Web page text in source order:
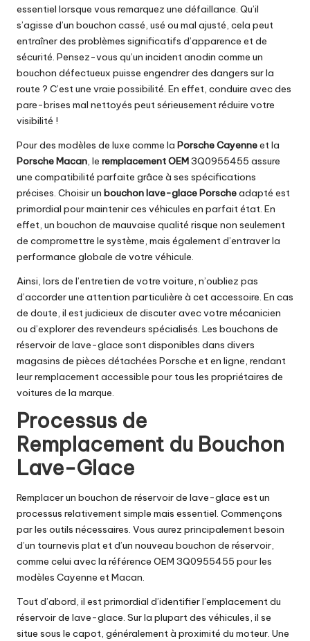
essentiel lorsque vous remarquez une défaillance. Qu’il
s’agisse d’un bouchon cassé, usé ou mal ajusté, cela peut
entraîner des problèmes significatifs d’apparence et de
sécurité. Pensez-vous qu’un incident anodin comme un
bouchon défectueux puisse engendrer des dangers sur la
route ? C’est une vraie possibilité. En effet, conduire avec des
pare-brises mal nettoyés peut sérieusement réduire votre
visibilité !
Pour des modèles de luxe comme la Porsche Cayenneet la
Porsche Macan, le remplacement OEM3Q0955455 assure
une compatibilité parfaite grâce à ses spécifications
précises. Choisir un bouchon lave-glace Porscheadapté est
primordial pour maintenir ces véhicules en parfait état. En
effet, un bouchon de mauvaise qualité risque non seulement
de compromettre le système, mais également d’entraver la
performance globale de votre véhicule.
Ainsi, lors de l’entretien de votre voiture, n’oubliez pas
d’accorder une attention particulière à cet accessoire. En cas
de doute, il est judicieux de discuter avec votre mécanicien
ou d’explorer des revendeurs spécialisés. Les bouchons de
réservoir de lave-glace sont disponibles dans divers
magasins de pièces détachées Porsche et en ligne, rendant
leur remplacement accessible pour tous les propriétaires de
voitures de la marque.
Processus de
Remplacement du Bouchon
Lave-Glace
Remplacer un bouchon de réservoir de lave-glace est un
processus relativement simple mais essentiel. Commençons
par les outils nécessaires. Vous aurez principalement besoin
d’un tournevis plat et d’un nouveau bouchon de réservoir,
comme celui avec la référence OEM 3Q0955455 pour les
modèles Cayenne et Macan.
Tout d’abord, il est primordial d’identifier l’emplacement du
réservoir de lave-glace. Sur la plupart des véhicules, il se
situe sous le capot, généralement à proximité du moteur. Une